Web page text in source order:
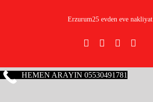
Erzurum25 evden eve nakliyat
FacebookPinterest
Rss
HEMEN ARAYIN 05530491781